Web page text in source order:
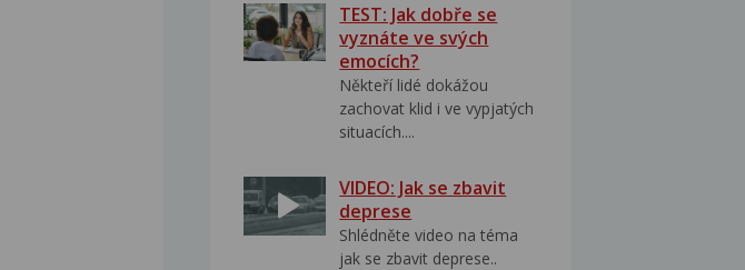
TEST: Jak dobře se
vyznáte ve svých
emocích?
Někteří lidé dokážou
zachovat klid i ve vypjatých
situacích....
VIDEO: Jak se zbavit
deprese
Shlédněte video na téma
jak se zbavit deprese..